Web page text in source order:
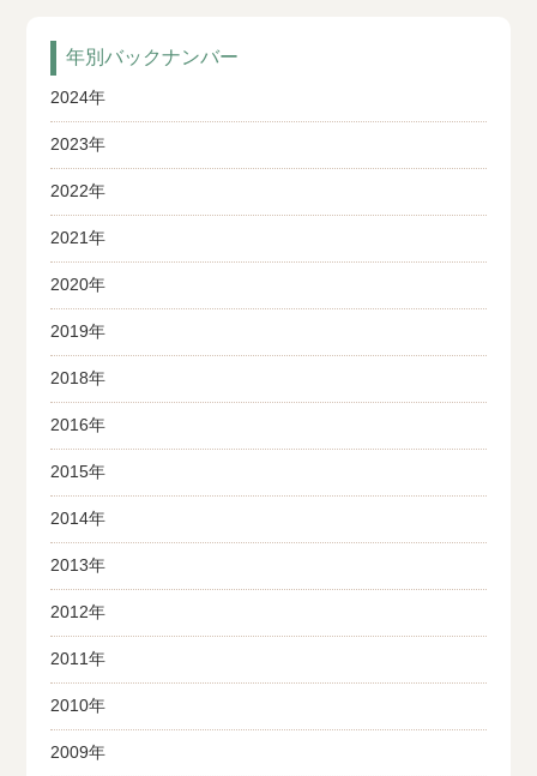
年別バックナンバー
2024年
2023年
2022年
2021年
2020年
2019年
2018年
2016年
2015年
2014年
2013年
2012年
2011年
2010年
2009年